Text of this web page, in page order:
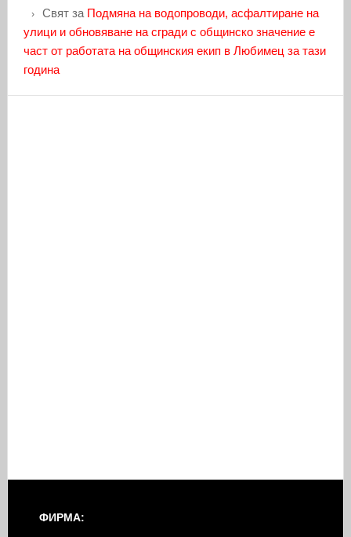
Святза Подмяна на водопроводи, асфалтиране на
улици и обновяване на сгради с общинско значение е
част от работата на общинския екип в Любимец за тази
година
ФИРМА: